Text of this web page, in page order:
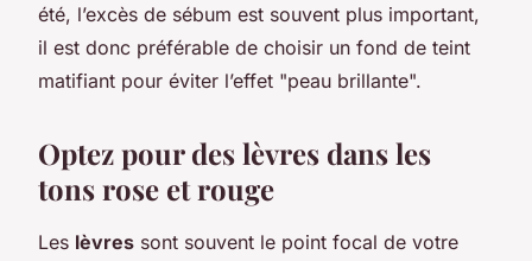
été, l’excès de sébum est souvent plus important,
il est donc préférable de choisir un fond de teint
matifiant pour éviter l’effet "peau brillante".
Optez pour des lèvres dans les
tons rose et rouge
Les lèvres sont souvent le point focal de votre